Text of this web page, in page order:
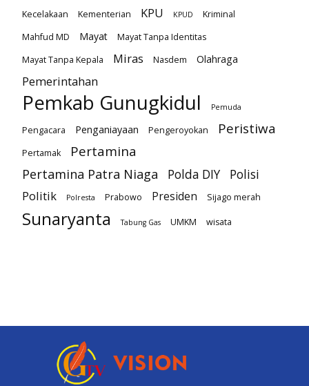
Kecelakaan
Kementerian KPU KPUD
Kriminal
Mahfud MD
Mayat
Mayat Tanpa Identitas
Mayat Tanpa Kepala
Miras Nasdem Olahraga
Pemerintahan
Pemkab Gunugkidul Pemuda
Pengacara Penganiayaan Pengeroyokan Peristiwa
Pertamak Pertamina
Pertamina Patra Niaga Polda DIY
Polisi
Politik
Polresta Prabowo Presiden Sijago merah
Sunaryanta Tabung Gas UMKM wisata